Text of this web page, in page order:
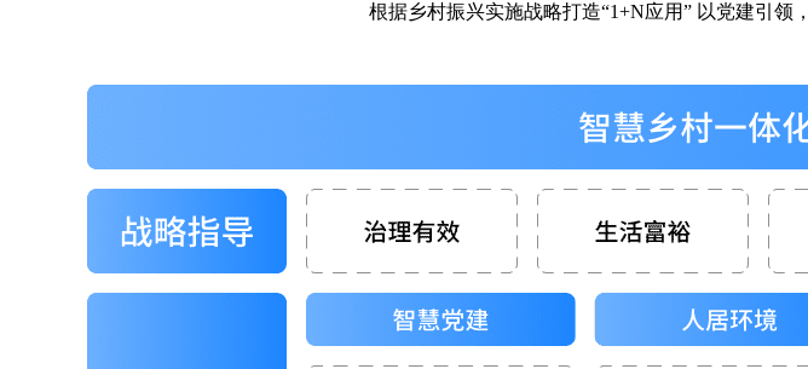
根据乡村振兴实施战略打造“1+N应用” 以党建引领